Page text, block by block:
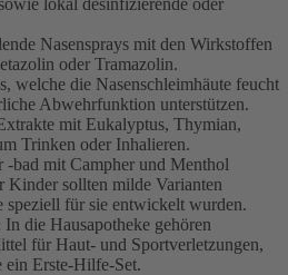
Nasensprays mit den Wirkstoffen
oder Tramazolin.
welche die Nasenschleimhäute feucht
Abwehrfunktion unterstützen.
mit Eukalyptus, Thymian,
Trinken oder Inhalieren.
-bad mit Campher und Menthol
sollten milde Varianten
speziell für sie entwickelt wurden.
die Hausapotheke gehören
für Haut- und Sportverletzungen,
Erste-Hilfe-Set.